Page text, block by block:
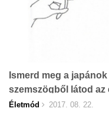
Ismerd meg a
szemszögből látod az
Életmód 2017. 08. 22.